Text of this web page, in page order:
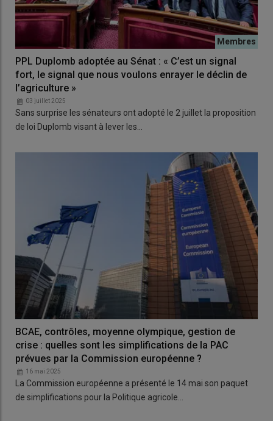
PPL Duplomb adoptée au Sénat : « C’est un signal
fort, le signal que nous voulons enrayer le déclin de
l’agriculture »
03 juillet 2025
Sans surprise les sénateurs ont adopté le 2 juillet la proposition
de loi Duplomb visant à lever les…
BCAE, contrôles, moyenne olympique, gestion de
crise : quelles sont les simplifications de la PAC
prévues par la Commission européenne ?
16 mai 2025
La Commission européenne a présenté le 14 mai son paquet
de simplifications pour la Politique agricole…